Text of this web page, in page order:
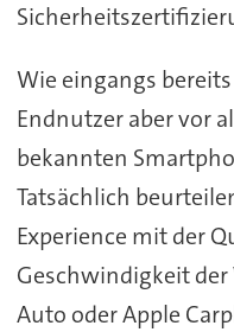
Wie eingangs
Endnutzer aber vor
bekannten
Tatsächlich
Experience mit der
Geschwindigkeit
Auto oder Apple